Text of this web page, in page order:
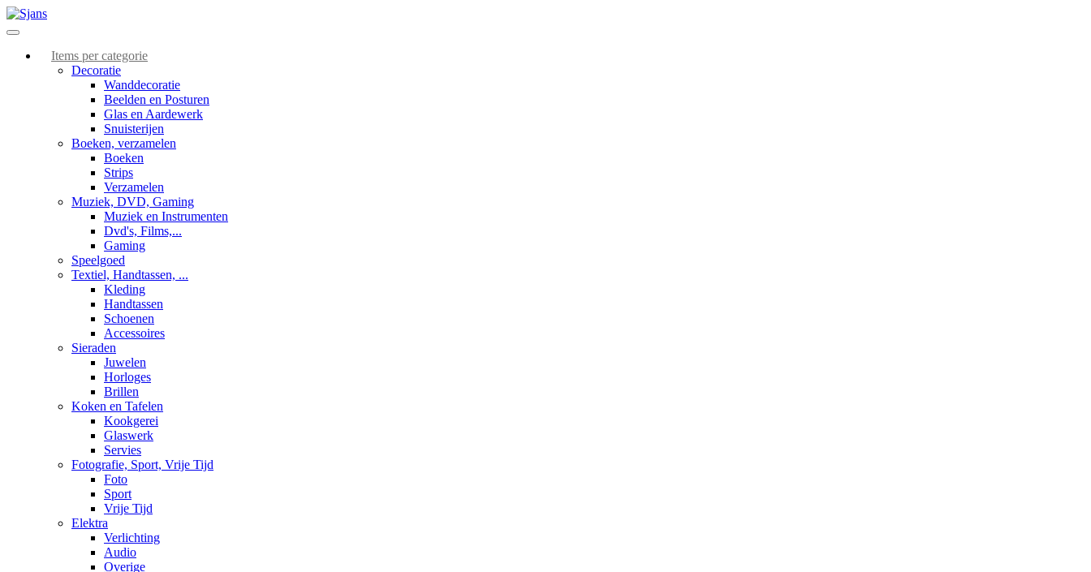
Items per categorie
Decoratie
Wanddecoratie
Beelden en Posturen
Glas en Aardewerk
Snuisterijen
Boeken, verzamelen
Boeken
Strips
Verzamelen
Muziek, DVD, Gaming
Muziek en Instrumenten
Dvd's, Films,...
Gaming
Speelgoed
Textiel, Handtassen, ...
Kleding
Handtassen
Schoenen
Accessoires
Sieraden
Juwelen
Horloges
Brillen
Koken en Tafelen
Kookgerei
Glaswerk
Servies
Fotografie, Sport, Vrije Tijd
Foto
Sport
Vrije Tijd
Elektra
Verlichting
Audio
Overige